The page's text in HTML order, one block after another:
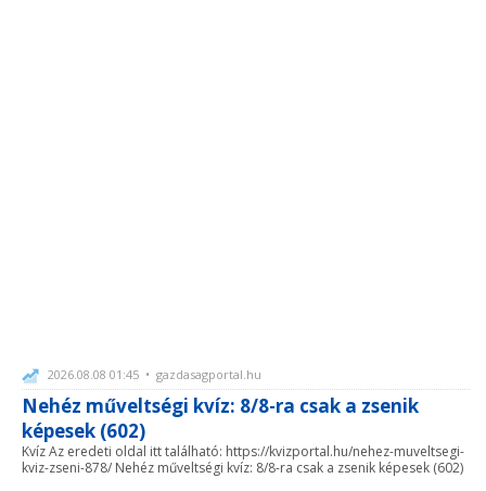
2026.08.08 01:45 • gazdasagportal.hu
Nehéz műveltségi kvíz: 8/8-ra csak a zsenik
képesek (602)
Kvíz Az eredeti oldal itt található: https://kvizportal.hu/nehez-muveltsegi-
kviz-zseni-878/ Nehéz műveltségi kvíz: 8/8-ra csak a zsenik képesek (602)